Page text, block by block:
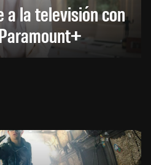
a la televisión con